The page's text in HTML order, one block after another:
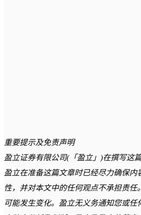
重要提示及免责声明
盈立证券有限公司(「盈立」)在撰写这
盈立在准备这篇文章时已经尽力确保
性，并对本文中的任何观点不承担责
可能发生变化。盈立无义务通知您或